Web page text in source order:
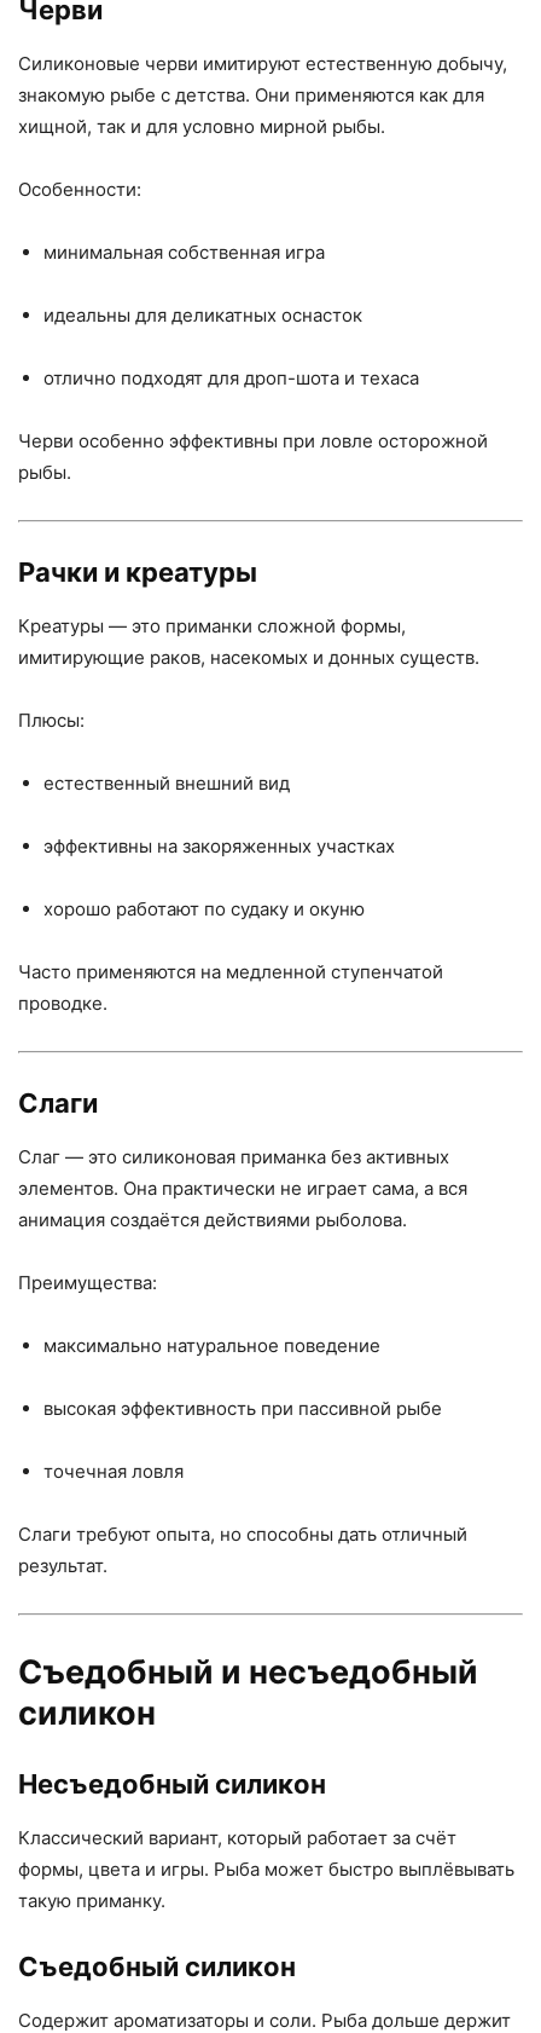
Черви
Силиконовые черви имитируют естественную добычу,
знакомую рыбе с детства. Они применяются как для
хищной, так и для условно мирной рыбы.
Особенности:
минимальная собственная игра
идеальны для деликатных оснасток
отлично подходят для дроп-шота и техаса
Черви особенно эффективны при ловле осторожной
рыбы.
Рачки и креатуры
Креатуры — это приманки сложной формы,
имитирующие раков, насекомых и донных существ.
Плюсы:
естественный внешний вид
эффективны на закоряженных участках
хорошо работают по судаку и окуню
Часто применяются на медленной ступенчатой
проводке.
Слаги
Слаг — это силиконовая приманка без активных
элементов. Она практически не играет сама, а вся
анимация создаётся действиями рыболова.
Преимущества:
максимально натуральное поведение
высокая эффективность при пассивной рыбе
точечная ловля
Слаги требуют опыта, но способны дать отличный
результат.
Съедобный и несъедобный
силикон
Несъедобный силикон
Классический вариант, который работает за счёт
формы, цвета и игры. Рыба может быстро выплёвывать
такую приманку.
Съедобный силикон
Содержит ароматизаторы и соли. Рыба дольше держит